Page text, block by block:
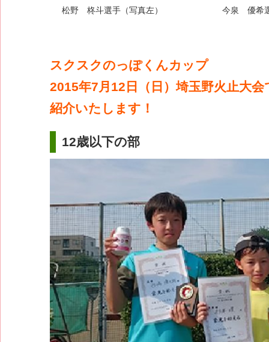
松野 柊斗選手（写真左） 今泉 優希
スクスクのっぽくんカップ
2015年7月12日（日）埼玉野火止大
紹介いたします！
12歳以下の部